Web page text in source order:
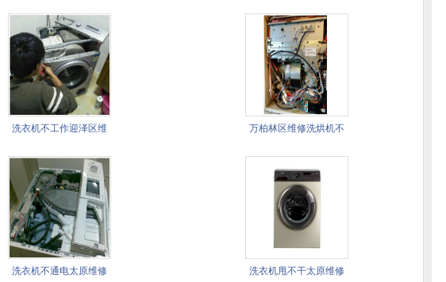
洗衣机不工作迎泽区维 万柏林区维修洗烘机不
洗衣机不通电太原维修 洗衣机甩不干太原维修